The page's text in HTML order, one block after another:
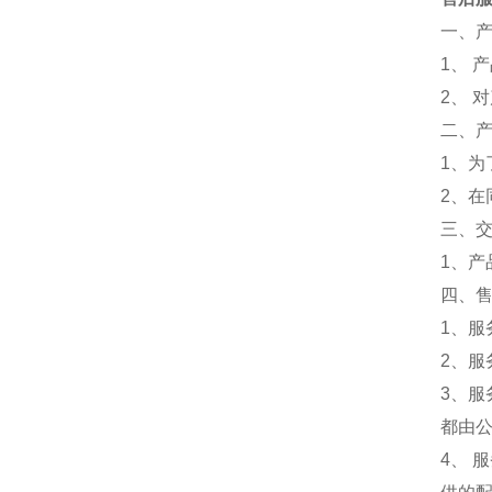
一、
1、
2、
二、
1、为
2、在
三、
1、产
四、
1、服
2、服
3、服
都由
4、